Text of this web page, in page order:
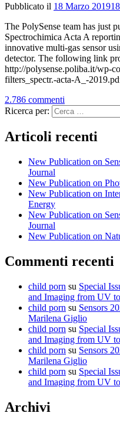
Pubblicato il 18 Marzo 2019
The PolySense team has just
Spectrochimica Acta A
innovative multi-gas sensor
detector. The following link
http://polysense.poliba.it/wp-
filters_spectr.-acta-A_-
2.786 commenti
Ricerca per:
Articoli recenti
New Publication on
Journal
New Publication on
New Publication on
Energy
New Publication on
Journal
New Publication on
Commenti recenti
child porn su Special
and Imaging from UV
child porn su Sensors
Marilena Giglio
child porn su Special
and Imaging from UV
child porn su Sensors
Marilena Giglio
child porn su Special
and Imaging from UV
Archivi